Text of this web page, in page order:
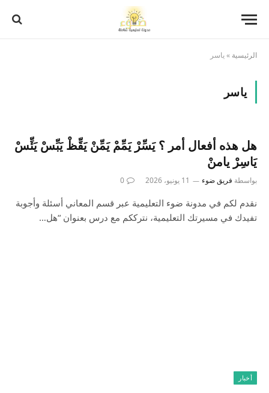
الرئيسية »ياسر
ياسر
هل هذه أفعال أمر ؟ يَسِّرْ يَمِّمْ يَمِّنْ يَقِّظْ يَبِّسْ يَئِّسْ
يَاسِرْ يامنْ
بواسطة فريق ضوء 11 يونيو، 2026 0
نقدم لكم في مدونة ضوء التعليمية عبر قسم المعاني أسئلة وأجوبة
تفيدك في مسيرتك التعليمية، نترككم مع درس بعنوان “هل…
أخبار